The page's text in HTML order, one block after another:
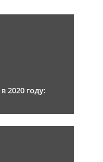
2020 году: